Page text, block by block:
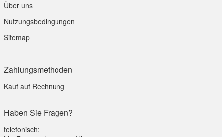
Über uns
Nutzungsbedingungen
Sitemap
Zahlungsmethoden
Kauf auf Rechnung
Haben Sie Fragen?
telefonisch: